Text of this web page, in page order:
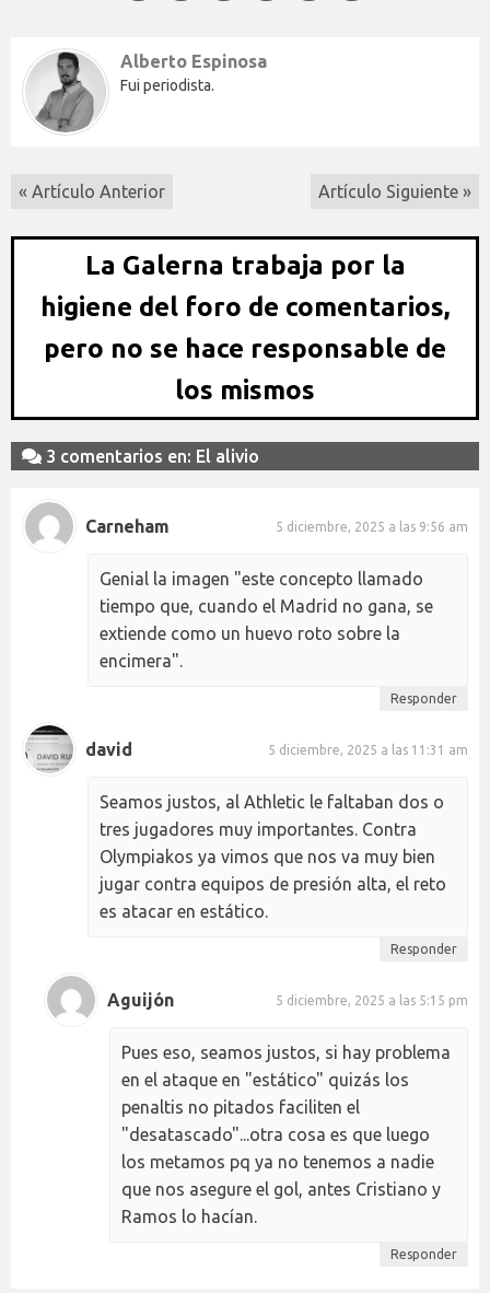
Alberto Espinosa
Fui periodista.
« Artículo Anterior Artículo Siguiente »
La Galerna trabaja por la
higiene del foro de comentarios,
pero no se hace responsable de
los mismos
3 comentarios en: El alivio
Carneham 5 diciembre, 2025 a las 9:56 am
Genial la imagen "este concepto llamado
tiempo que, cuando el Madrid no gana, se
extiende como un huevo roto sobre la
encimera".
Responder
david 5 diciembre, 2025 a las 11:31 am
Seamos justos, al Athletic le faltaban dos o
tres jugadores muy importantes. Contra
Olympiakos ya vimos que nos va muy bien
jugar contra equipos de presión alta, el reto
es atacar en estático.
Responder
Aguijón 5 diciembre, 2025 a las 5:15 pm
Pues eso, seamos justos, si hay problema
en el ataque en "estático" quizás los
penaltis no pitados faciliten el
"desatascado"...otra cosa es que luego
los metamos pq ya no tenemos a nadie
que nos asegure el gol, antes Cristiano y
Ramos lo hacían.
Responder